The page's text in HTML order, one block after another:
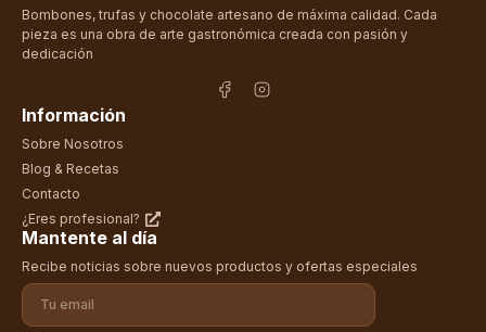
Bombones, trufas y chocolate artesano de máxima calidad. Cada
pieza es una obra de arte gastronómica creada con pasión y
dedicación
Información
Sobre Nosotros
Blog & Recetas
Contacto
¿Eres profesional?
Mantente al día
Recibe noticias sobre nuevos productos y ofertas especiales